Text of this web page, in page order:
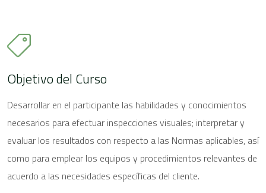
Objetivo del Curso
Desarrollar en el participante las habilidades y conocimientos
necesarios para efectuar inspecciones visuales; interpretar y
evaluar los resultados con respecto a las Normas aplicables, así
como para emplear los equipos y procedimientos relevantes de
acuerdo a las necesidades específicas del cliente.